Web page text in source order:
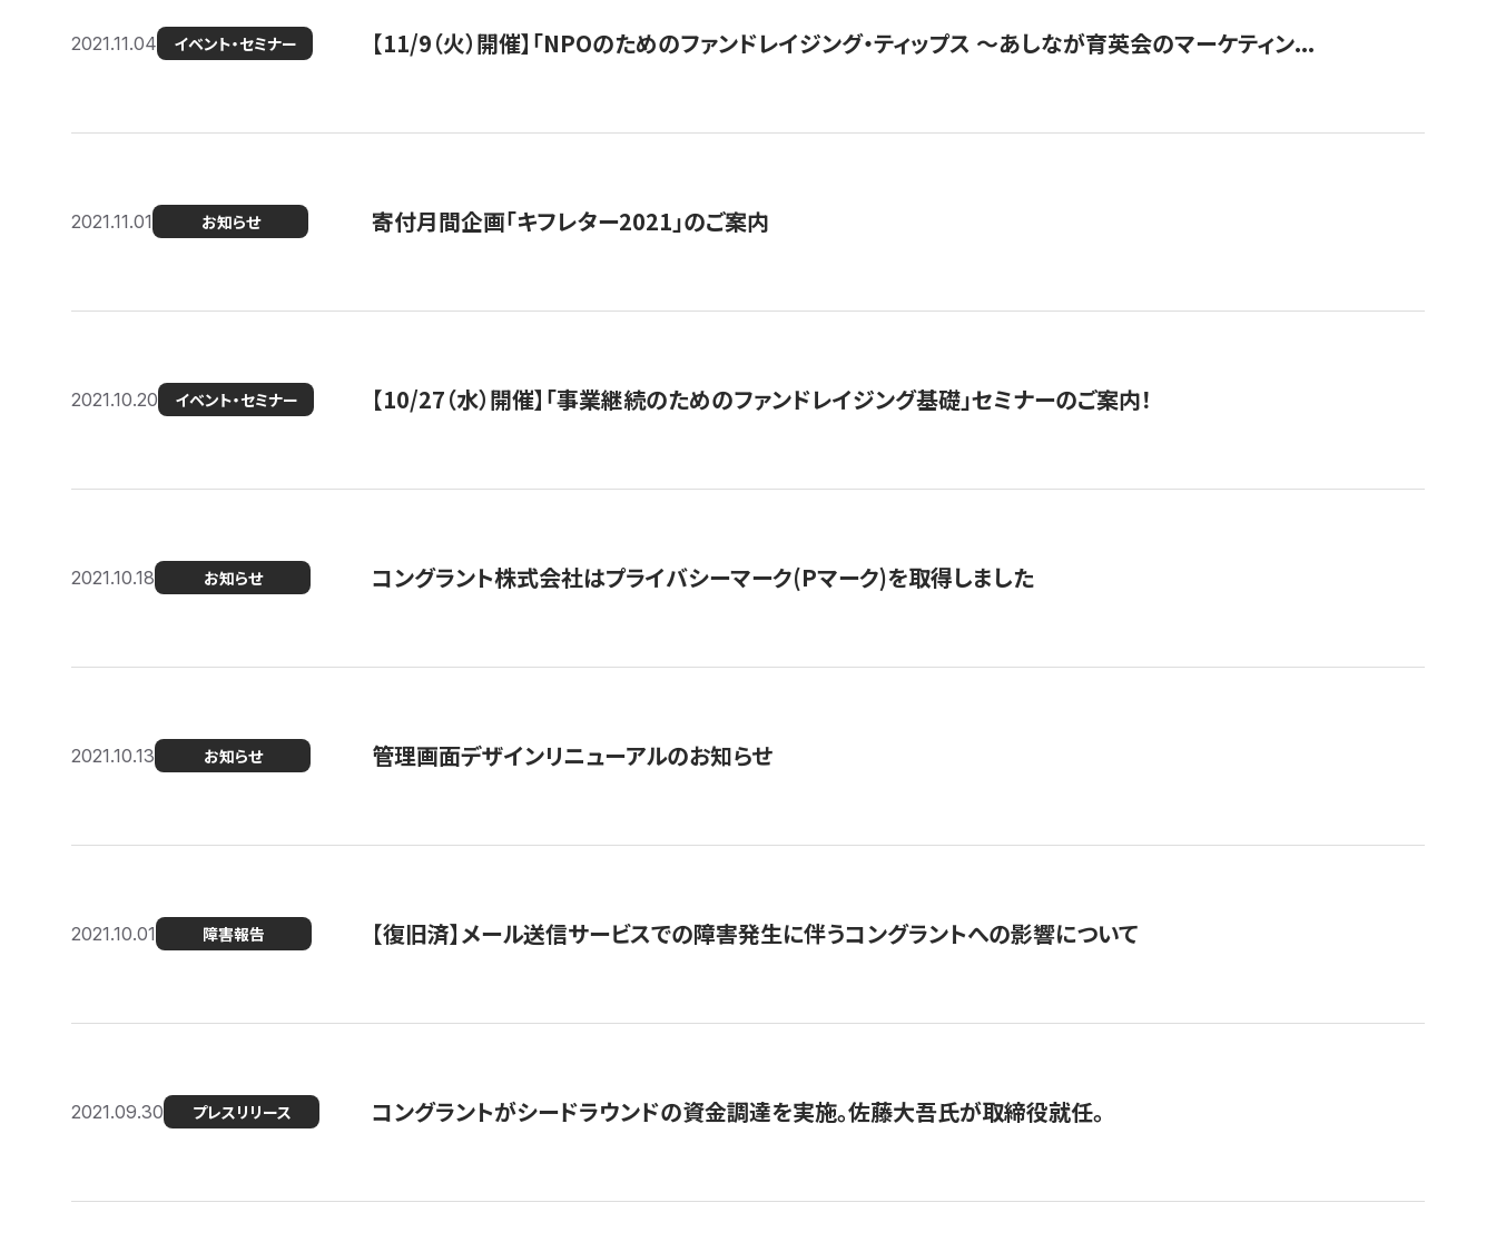
2021.11.04 イベント・セミナー 【11/9（火）開催】「NPOのためのファンドレイジング・ティップス 〜あしなが育英会のマーケティン...
2021.11.01 お知らせ 寄付月間企画「キフレター2021」のご案内
2021.10.20 イベント・セミナー 【10/27（水）開催】「事業継続のためのファンドレイジング基礎」セミナーのご案内！
2021.10.18 お知らせ コングラント株式会社はプライバシーマーク(Pマーク)を取得しました
2021.10.13 お知らせ 管理画面デザインリニューアルのお知らせ
2021.10.01 障害報告 【復旧済】メール送信サービスでの障害発生に伴うコングラントへの影響について
2021.09.30 プレスリリース コングラントがシードラウンドの資金調達を実施。佐藤大吾氏が取締役就任。